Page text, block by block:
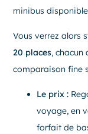
minibus
Vous verrez alors
20 places, chacun
comparaison fine
Le prix :
voyage, en
forfait de